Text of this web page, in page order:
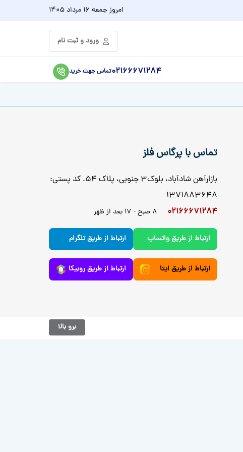
امروزجمعه 16 مرداد 1405
ورود و ثبت نام
02166671284تماس جهت خرید
تماس با پرگاس فلز
بازارآهن شادآباد، بلوک3 جنوبی، پلاک 54. کد پستی:
1371883648
02166671284
ارتباط از طریق واتساپ ارتباط از طریق تلگرام
ارتباط از طریق ایتا ارتباط از طریق روبیکا
برو بالا